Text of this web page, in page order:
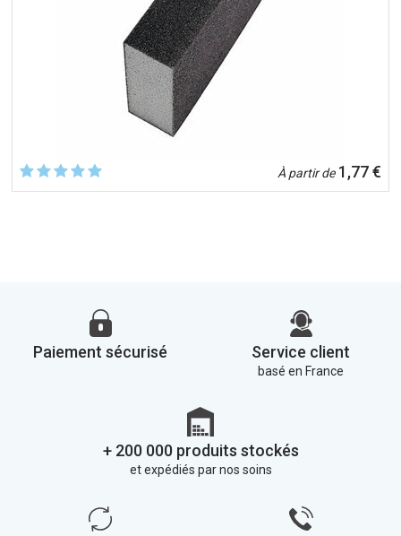
À partir de1,77 €
Paiement sécurisé Service client
basé en France
+ 200 000 produits stockés
et expédiés par nos soins